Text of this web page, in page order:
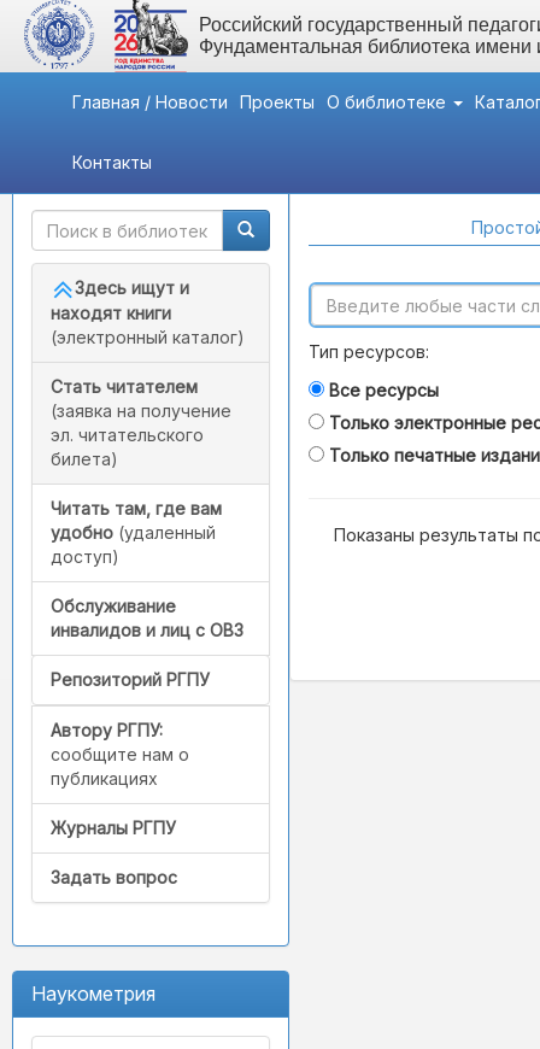
Российский государственный
Фундаментальная библиотека
Главная / Новости Проекты О библиотеке
Контакты
Быстрый доступ
Здесь ищут и
находят книги
(электронный каталог)
Стать читателем
(заявка на получение
эл. читательского
билета)
Читать там, где вам
удобно (удаленный
доступ)
Обслуживание
инвалидов и лиц с ОВЗ
Репозиторий РГПУ
Автору РГПУ:
сообщите нам о
публикациях
Журналы РГПУ
Задать вопрос
Наукометрия
Тип ресурсов:
Все ресурсы
Только электронные
Только печатные
Показаны результаты